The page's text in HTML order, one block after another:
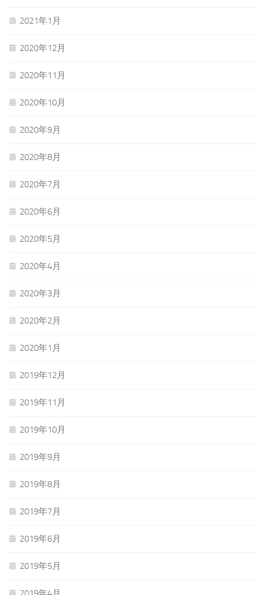
2021年1月
2020年12月
2020年11月
2020年10月
2020年9月
2020年8月
2020年7月
2020年6月
2020年5月
2020年4月
2020年3月
2020年2月
2020年1月
2019年12月
2019年11月
2019年10月
2019年9月
2019年8月
2019年7月
2019年6月
2019年5月